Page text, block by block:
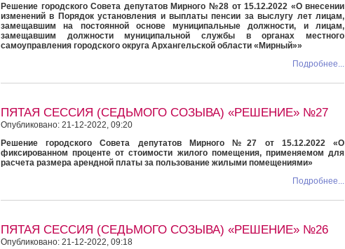
Решение городского Совета депутатов Мирного №28 от 15.12.2022 «О внесении
изменений в Порядок установления и выплаты пенсии за выслугу лет лицам,
замещавшим на постоянной основе муниципальные должности, и лицам,
замещавшим должности муниципальной службы в органах местного
самоуправления городского округа Архангельской области «Мирный»»
Подробнее...
ПЯТАЯ СЕССИЯ (СЕДЬМОГО СОЗЫВА) «РЕШЕНИЕ» №27
Опубликовано: 21-12-2022, 09:20
Решение городского Совета депутатов Мирного №27 от 15.12.2022 «О
фиксированном проценте от стоимости жилого помещения, применяемом для
расчета размера арендной платы за пользование жилыми помещениями»
Подробнее...
ПЯТАЯ СЕССИЯ (СЕДЬМОГО СОЗЫВА) «РЕШЕНИЕ» №26
Опубликовано: 21-12-2022, 09:18